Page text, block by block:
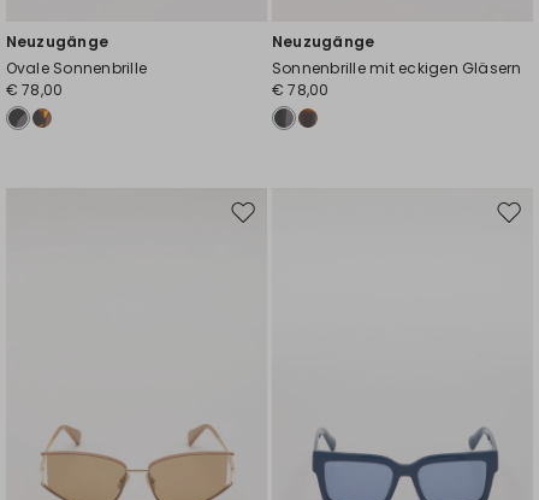
Neuzugänge
Ovale Sonnenbrille
€ 78,00
Neuzugänge
Sonnenbrille mit eckigen Gläsern
€ 78,00
Auf
Auf